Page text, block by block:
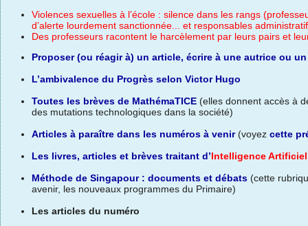
Violences sexuelles à l’école : silence dans les rangs
d’alerte lourdement sanctionnée... et responsables
Des professeurs racontent le harcèlement par leurs pairs et
Proposer (ou réagir à) un article, écrire à une autrice ou
L’ambivalence du Progrès selon Victor Hugo
Toutes les brèves de MathémaTICE (elles donnent accès à
des mutations technologiques dans la société)
Articles à paraître dans les numéros à venir(voyez cette
Les livres, articles et brèves traitant d’Intelligence
Méthode de Singapour : documents et débats (cette
avenir, les nouveaux programmes du Primaire)
Les articles du numéro